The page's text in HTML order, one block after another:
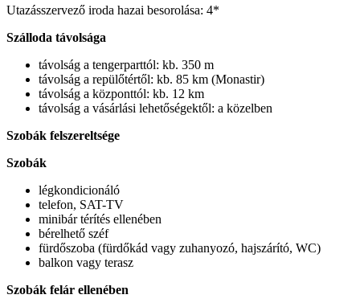
Utazásszervező iroda hazai besorolása: 4*
Szálloda távolsága
távolság a tengerparttól: kb. 350 m
távolság a repülőtértől: kb. 85 km (Monastir)
távolság a központtól: kb. 12 km
távolság a vásárlási lehetőségektől: a közelben
Szobák felszereltsége
Szobák
légkondicionáló
telefon, SAT-TV
minibár térítés ellenében
bérelhető széf
fürdőszoba (fürdőkád vagy zuhanyozó, hajszárító, WC)
balkon vagy terasz
Szobák felár ellenében